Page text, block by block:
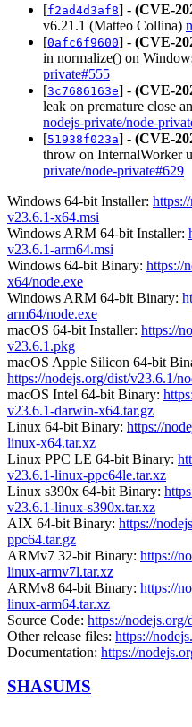
[f2ad4d3af8] - (CVE-
v6.21.1 (Matteo Collina)
[0afc6f9600] - (CVE-
in normalize() on
private#555
[3c7686163e] - (CVE-
leak on premature close
nodejs-private/node-
[51938f023a] - (CVE-
throw on InternalWorker
private/node-private#629
Windows 64-bit Installer:
v23.6.1-x64.msi
Windows ARM 64-bit Installer:
v23.6.1-arm64.msi
Windows 64-bit Binary: https://
x64/node.exe
Windows ARM 64-bit Binary:
arm64/node.exe
macOS 64-bit Installer: https://
v23.6.1.pkg
macOS Apple Silicon 64-bit
https://nodejs.org/dist/v23.6.1/
macOS Intel 64-bit Binary:
v23.6.1-darwin-x64.tar.gz
Linux 64-bit Binary: https://
linux-x64.tar.xz
Linux PPC LE 64-bit Binary:
v23.6.1-linux-ppc64le.tar.xz
Linux s390x 64-bit Binary:
v23.6.1-linux-s390x.tar.xz
AIX 64-bit Binary: https://
ppc64.tar.gz
ARMv7 32-bit Binary: https://
linux-armv7l.tar.xz
ARMv8 64-bit Binary: https://
linux-arm64.tar.xz
Source Code: https://
Other release files: https://
Documentation: https://
SHASUMS